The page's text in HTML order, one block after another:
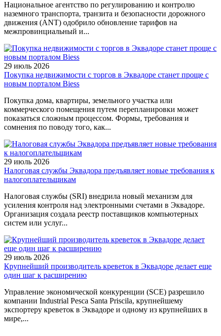
Национальное агентство по регулированию и контролю
наземного транспорта, транзита и безопасности дорожного
движения (ANT) одобрило обновление тарифов на
межпровинциальный и...
29 июль 2026
Покупка недвижимости с торгов в Эквадоре станет проще с
новым порталом Biess
Покупка дома, квартиры, земельного участка или
коммерческого помещения путем перепланировки может
показаться сложным процессом. Формы, требования и
сомнения по поводу того, как...
29 июль 2026
Налоговая службы Эквадора предъявляет новые требования к
налогоплательщикам
Налоговая службы (SRI) внедрила новый механизм для
усиления контроля над электронными счетами в Эквадоре.
Организация создала реестр поставщиков компьютерных
систем или услуг...
29 июль 2026
Крупнейший производитель креветок в Эквадоре делает еще
один шаг к расширению
Управление экономической конкуренции (SCE) разрешило
компании Industrial Pesca Santa Priscila, крупнейшему
экспортеру креветок в Эквадоре и одному из крупнейших в
мире,...